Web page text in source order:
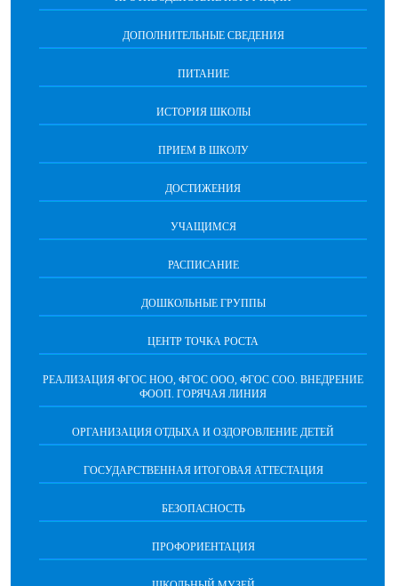
ДОПОЛНИТЕЛЬНЫЕ СВЕДЕНИЯ
ПИТАНИЕ
ИСТОРИЯ ШКОЛЫ
ПРИЕМ В ШКОЛУ
ДОСТИЖЕНИЯ
УЧАЩИМСЯ
РАСПИСАНИЕ
ДОШКОЛЬНЫЕ ГРУППЫ
ЦЕНТР ТОЧКА РОСТА
РЕАЛИЗАЦИЯ ФГОС НОО, ФГОС ООО, ФГОС СОО. ВНЕДРЕНИЕ
ФООП. ГОРЯЧАЯ ЛИНИЯ
ОРГАНИЗАЦИЯ ОТДЫХА И ОЗДОРОВЛЕНИЕ ДЕТЕЙ
ГОСУДАРСТВЕННАЯ ИТОГОВАЯ АТТЕСТАЦИЯ
БЕЗОПАСНОСТЬ
ПРОФОРИЕНТАЦИЯ